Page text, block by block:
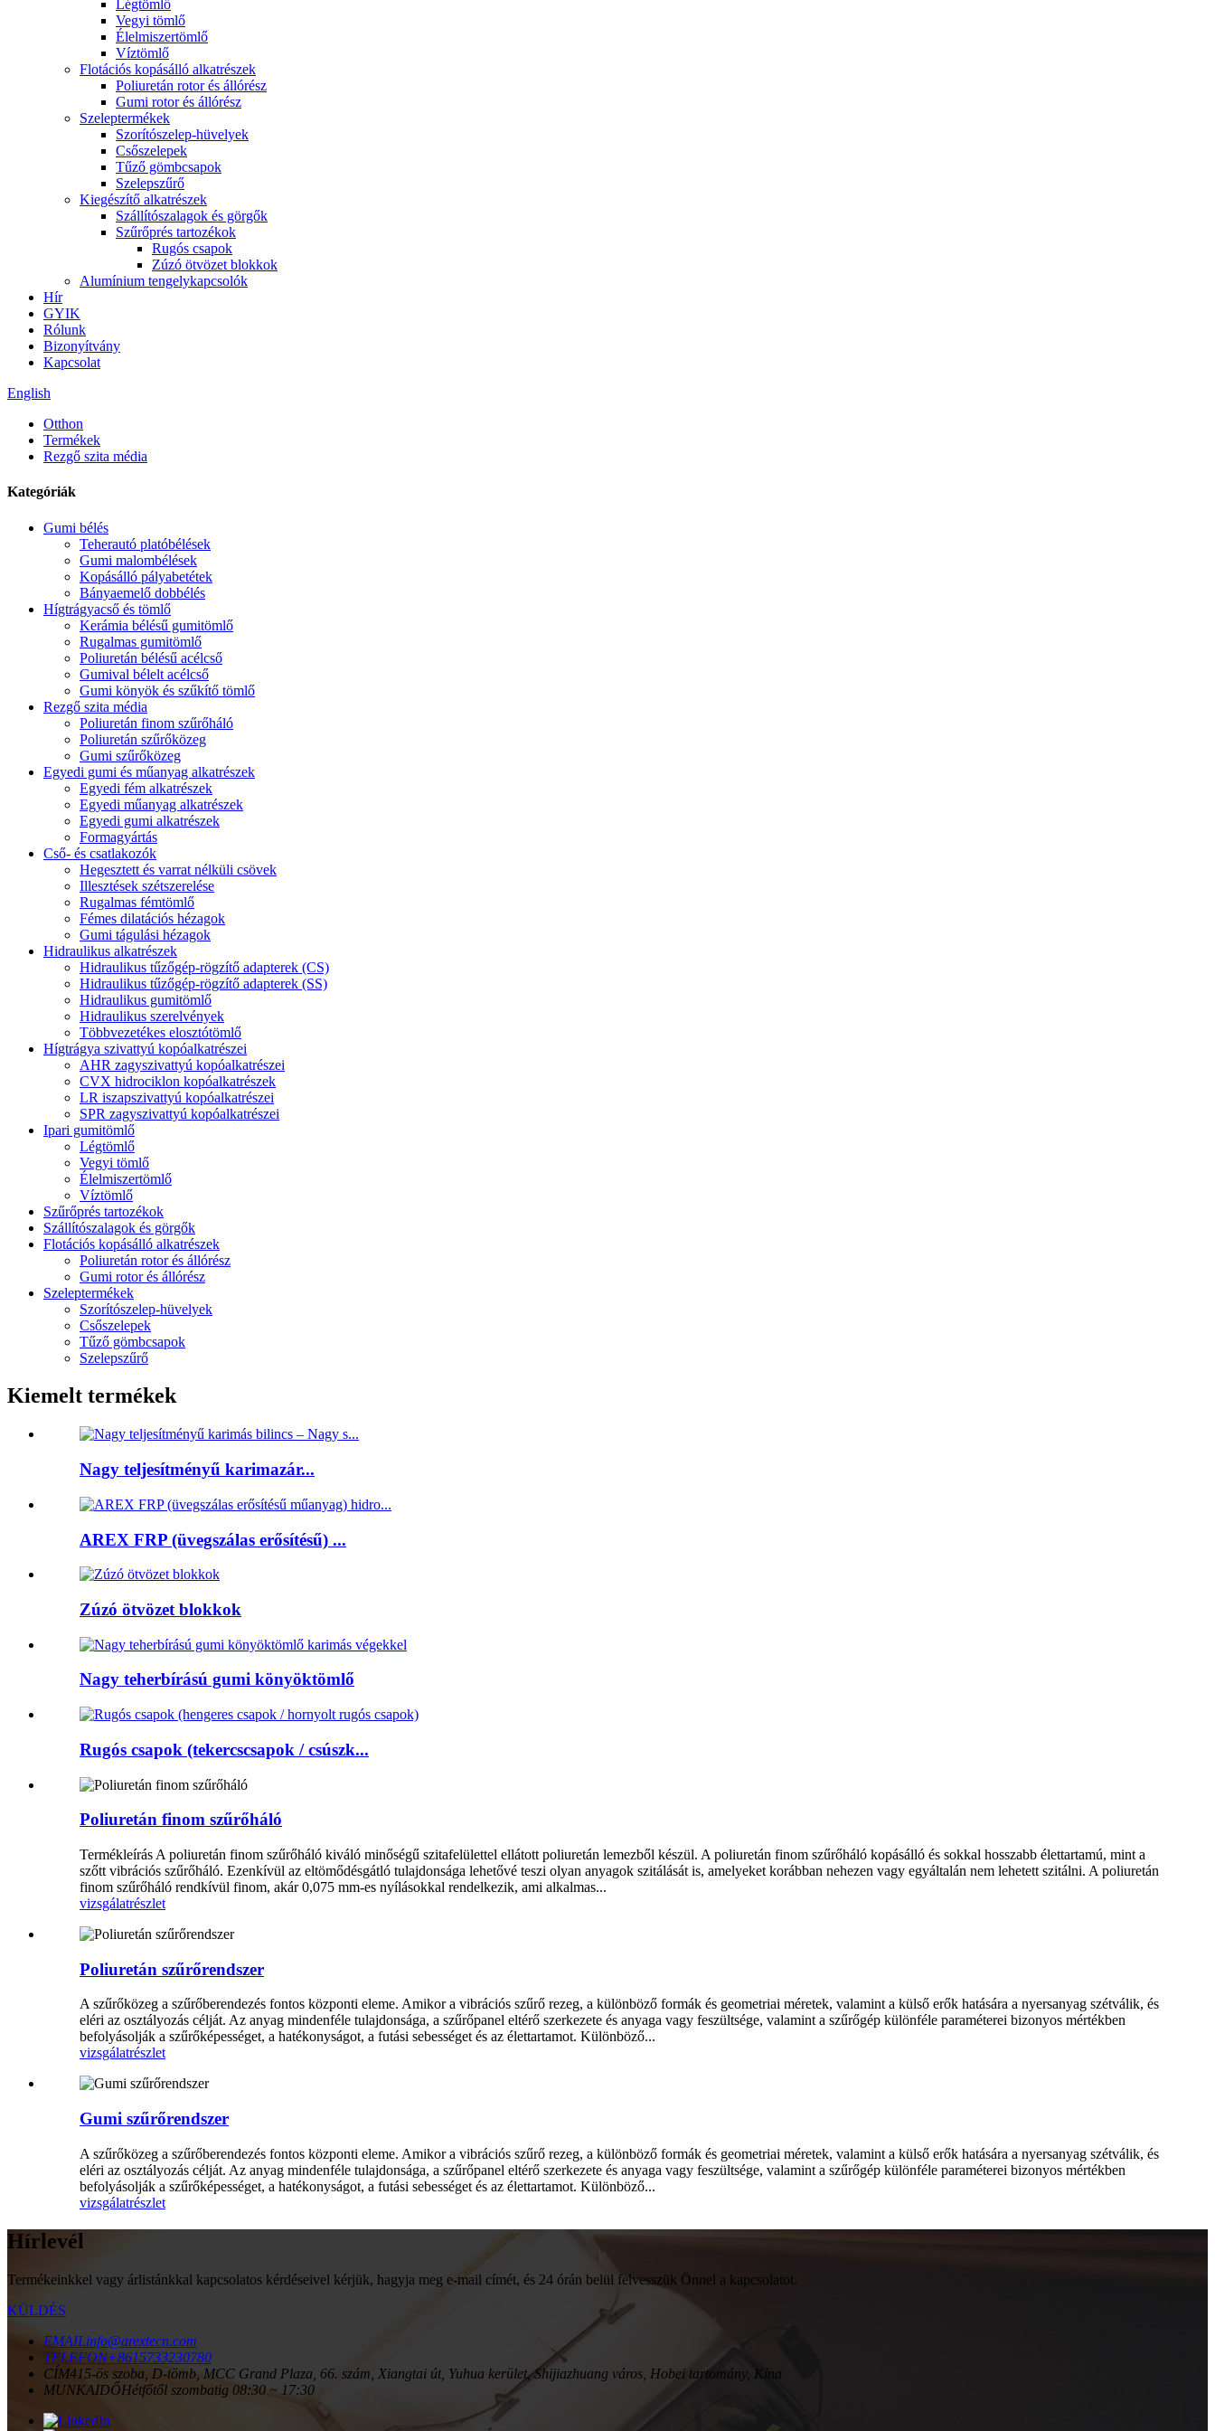
Légtömlő
Vegyi tömlő
Élelmiszertömlő
Víztömlő
Flotációs kopásálló alkatrészek
Poliuretán rotor és állórész
Gumi rotor és állórész
Szeleptermékek
Szorítószelep-hüvelyek
Csőszelepek
Tűző gömbcsapok
Szelepszűrő
Kiegészítő alkatrészek
Szállítószalagok és görgők
Szűrőprés tartozékok
Rugós csapok
Zúzó ötvözet blokkok
Alumínium tengelykapcsolók
Hír
GYIK
Rólunk
Bizonyítvány
Kapcsolat
English
Otthon
Termékek
Rezgő szita média
Kategóriák
Gumi bélés
Teherautó platóbélések
Gumi malombélések
Kopásálló pályabetétek
Bányaemelő dobbélés
Hígtrágyacső és tömlő
Kerámia bélésű gumitömlő
Rugalmas gumitömlő
Poliuretán bélésű acélcső
Gumival bélelt acélcső
Gumi könyök és szűkítő tömlő
Rezgő szita média
Poliuretán finom szűrőháló
Poliuretán szűrőközeg
Gumi szűrőközeg
Egyedi gumi és műanyag alkatrészek
Egyedi fém alkatrészek
Egyedi műanyag alkatrészek
Egyedi gumi alkatrészek
Formagyártás
Cső- és csatlakozók
Hegesztett és varrat nélküli csövek
Illesztések szétszerelése
Rugalmas fémtömlő
Fémes dilatációs hézagok
Gumi tágulási hézagok
Hidraulikus alkatrészek
Hidraulikus tűzőgép-rögzítő adapterek (CS)
Hidraulikus tűzőgép-rögzítő adapterek (SS)
Hidraulikus gumitömlő
Hidraulikus szerelvények
Többvezetékes elosztótömlő
Hígtrágya szivattyú kopóalkatrészei
AHR zagyszivattyú kopóalkatrészei
CVX hidrociklon kopóalkatrészek
LR iszapszivattyú kopóalkatrészei
SPR zagyszivattyú kopóalkatrészei
Ipari gumitömlő
Légtömlő
Vegyi tömlő
Élelmiszertömlő
Víztömlő
Szűrőprés tartozékok
Szállítószalagok és görgők
Flotációs kopásálló alkatrészek
Poliuretán rotor és állórész
Gumi rotor és állórész
Szeleptermékek
Szorítószelep-hüvelyek
Csőszelepek
Tűző gömbcsapok
Szelepszűrő
Kiemelt termékek
Nagy teljesítményű karimazár...
AREX FRP (üvegszálas erősítésű) ...
Zúzó ötvözet blokkok
Nagy teherbírású gumi könyöktömlő
Rugós csapok (tekercscsapok / csúszk...
Poliuretán finom szűrőháló
Termékleírás A poliuretán finom szűrőháló kiváló minőségű szitafelülettel ellátott poliuretán lemezből készül. A poliuretán finom szűrőháló kopásálló és sokkal hosszabb élettartamú, mint a
szőtt vibrációs szűrőháló. Ezenkívül az eltömődésgátló tulajdonsága lehetővé teszi olyan anyagok szitálását is, amelyeket korábban nehezen vagy egyáltalán nem lehetett szitálni. A poliuretán
finom szűrőháló rendkívül finom, akár 0,075 mm-es nyílásokkal rendelkezik, ami alkalmas...
vizsgálatrészlet
Poliuretán szűrőrendszer
A szűrőközeg a szűrőberendezés fontos központi eleme. Amikor a vibrációs szűrő rezeg, a különböző formák és geometriai méretek, valamint a külső erők hatására a nyersanyag szétválik, és
eléri az osztályozás célját. Az anyag mindenféle tulajdonsága, a szűrőpanel eltérő szerkezete és anyaga vagy feszültsége, valamint a szűrőgép különféle paraméterei bizonyos mértékben
befolyásolják a szűrőképességet, a hatékonyságot, a futási sebességet és az élettartamot. Különböző...
vizsgálatrészlet
Gumi szűrőrendszer
A szűrőközeg a szűrőberendezés fontos központi eleme. Amikor a vibrációs szűrő rezeg, a különböző formák és geometriai méretek, valamint a külső erők hatására a nyersanyag szétválik, és
eléri az osztályozás célját. Az anyag mindenféle tulajdonsága, a szűrőpanel eltérő szerkezete és anyaga vagy feszültsége, valamint a szűrőgép különféle paraméterei bizonyos mértékben
befolyásolják a szűrőképességet, a hatékonyságot, a futási sebességet és az élettartamot. Különböző...
vizsgálatrészlet
Hírlevél
Termékeinkkel vagy árlistánkkal kapcsolatos kérdéseivel kérjük, hagyja meg e-mail címét, és 24 órán belül felvesszük Önnel a kapcsolatot.
KÜLDÉS
EMAILinfo@arextecn.com
TELEFON+8615733230780
CÍM415-ös szoba, D-tömb, MCC Grand Plaza, 66. szám, Xiangtai út, Yuhua kerület, Shijiazhuang város, Hobei tartomány, Kína
MUNKAIDŐHétfőtől szombatig 08:30 ~ 17:30